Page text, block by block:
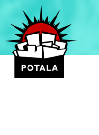
Přeskočit
obsah